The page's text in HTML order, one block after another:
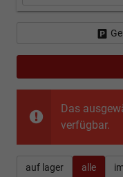
Das
verfügbar.
auf lager alle